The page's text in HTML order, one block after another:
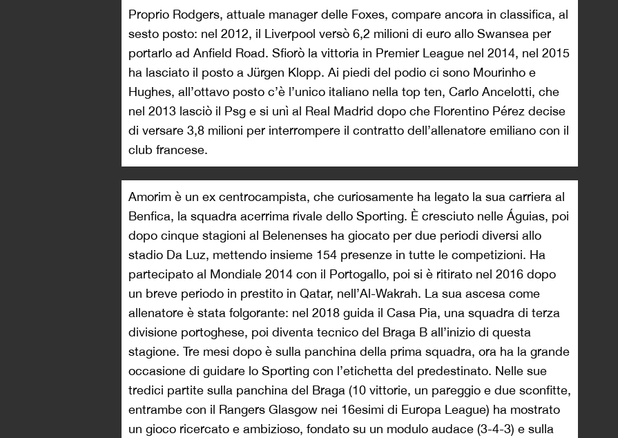
Proprio Rodgers, attuale manager delle Foxes, compare ancora in classifica, al
sesto posto: nel 2012, il Liverpool versò 6,2 milioni di euro allo Swansea per
portarlo ad Anfield Road. Sfiorò la vittoria in Premier League nel 2014, nel 2015
ha lasciato il posto a Jürgen Klopp. Ai piedi del podio ci sono Mourinho e
Hughes, all’ottavo posto c’è l’unico italiano nella top ten, Carlo Ancelotti, che
nel 2013 lasciò il Psg e si unì al Real Madrid dopo che Florentino Pérez decise
di versare 3,8 milioni per interrompere il contratto dell’allenatore emiliano con il
club francese.
Amorim è un ex centrocampista, che curiosamente ha legato la sua carriera al
Benfica, la squadra acerrima rivale dello Sporting. È cresciuto nelle Águias, poi
dopo cinque stagioni al Belenenses ha giocato per due periodi diversi allo
stadio Da Luz, mettendo insieme 154 presenze in tutte le competizioni. Ha
partecipato al Mondiale 2014 con il Portogallo, poi si è ritirato nel 2016 dopo
un breve periodo in prestito in Qatar, nell’Al-Wakrah. La sua ascesa come
allenatore è stata folgorante: nel 2018 guida il Casa Pia, una squadra di terza
divisione portoghese, poi diventa tecnico del Braga B all’inizio di questa
stagione. Tre mesi dopo è sulla panchina della prima squadra, ora ha la grande
occasione di guidare lo Sporting con l’etichetta del predestinato. Nelle sue
tredici partite sulla panchina del Braga (10 vittorie, un pareggio e due sconfitte,
entrambe con il Rangers Glasgow nei 16esimi di Europa League) ha mostrato
un gioco ricercato e ambizioso, fondato su un modulo audace (3-4-3) e sulla